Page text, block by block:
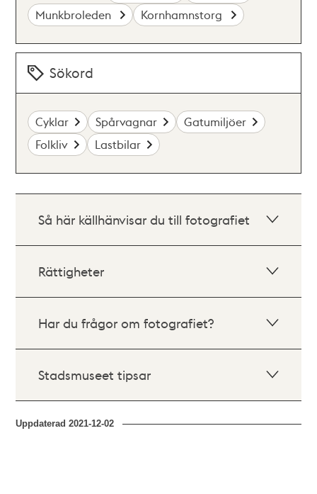
Munkbroleden
Kornhamnstorg
Sökord
Cyklar Spårvagnar
Gatumiljöer
Folkliv
Lastbilar
Så här källhänvisar du till fotografiet
Rättigheter
Har du frågor om fotografiet?
Stadsmuseet tipsar
Uppdaterad2021-12-02